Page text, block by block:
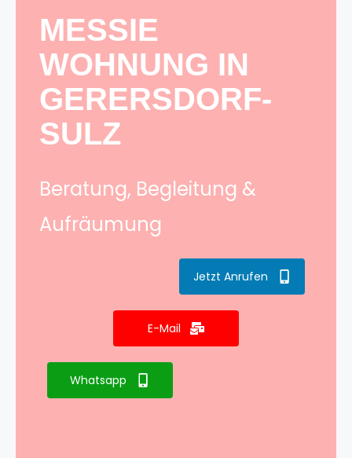
MESSIE
WOHNUNG IN
GERERSDORF-
SULZ
Beratung, Begleitung &
Aufräumung
Jetzt Anrufen
E-Mail
Whatsapp